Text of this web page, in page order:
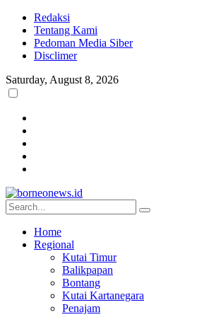
Redaksi
Tentang Kami
Pedoman Media Siber
Disclimer
Saturday, August 8, 2026
Home
Regional
Kutai Timur
Balikpapan
Bontang
Kutai Kartanegara
Penajam